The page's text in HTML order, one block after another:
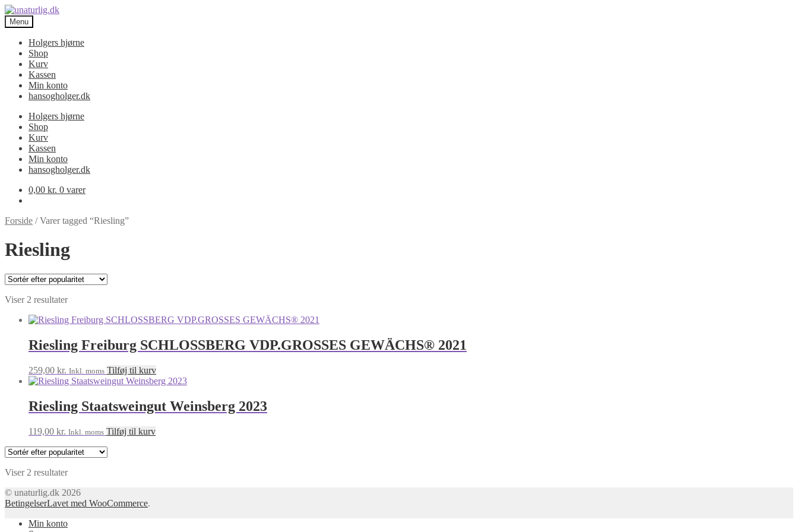
Spring
til
navigation
Spring
til
indhold
Menu
Holgers hjørne
Shop
Kurv
Kassen
Min konto
hansogholger.dk
Holgers hjørne
Shop
Kurv
Kassen
Min konto
hansogholger.dk
0,00 kr. 0 varer
Forside /Varer tagged “Riesling”
Riesling
Viser 2 resultaterSorteret
popularitet
Riesling Freiburg SCHLOSSBERG VDP.GROSSES GEWÄCHS® 2021
259,00 kr. Inkl. moms Tilføj til kurv
Riesling Staatsweingut Weinsberg 2023
119,00 kr. Inkl. moms Tilføj til kurv
Viser 2 resultaterSorteret
popularitet
© unaturlig.dk 2026
BetingelserLavet med WooCommerce.
Min konto